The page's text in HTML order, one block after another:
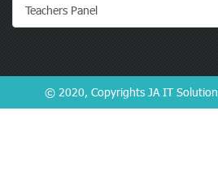
Teachers Panel
© 2020, Copyrights JA IT Solution